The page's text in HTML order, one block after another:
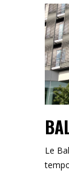
Le